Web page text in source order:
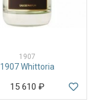
1907
1907 Whittoria
15 610 ₽